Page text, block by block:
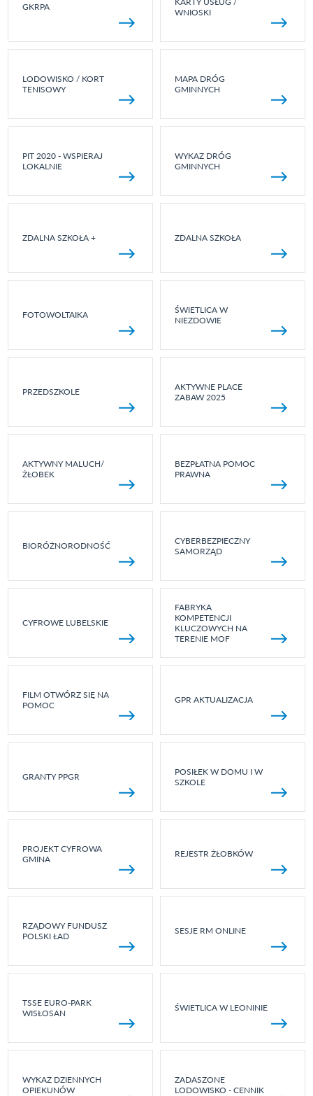
GKRPA
WNIOSKI
LODOWISKO / KORT
TENISOWY
MAPA DRÓG
GMINNYCH
PIT 2020 - WSPIERAJ
LOKALNIE
WYKAZ DRÓG
GMINNYCH
ZDALNA SZKOŁA + ZDALNA SZKOŁA
FOTOWOLTAIKA
ŚWIETLICA W
NIEZDOWIE
PRZEDSZKOLE
AKTYWNE PLACE
ZABAW 2025
AKTYWNY MALUCH/
ŻŁOBEK
BEZPŁATNA POMOC
PRAWNA
BIORÓŻNORODNOŚĆ
CYBERBEZPIECZNY
SAMORZĄD
CYFROWE LUBELSKIE
FABRYKA
KOMPETENCJI
KLUCZOWYCH NA
TERENIE MOF
FILM OTWÓRZ SIĘ NA
POMOC
GPR AKTUALIZACJA
GRANTY PPGR
POSIŁEK W DOMU I W
SZKOLE
PROJEKT CYFROWA
GMINA
REJESTR ŻŁOBKÓW
RZĄDOWY FUNDUSZ
POLSKI ŁAD
SESJE RM ONLINE
TSSE EURO-PARK
WISŁOSAN
ŚWIETLICA W LEONINIE
WYKAZ DZIENNYCH
OPIEKUNÓW
ZADASZONE
LODOWISKO - CENNIK